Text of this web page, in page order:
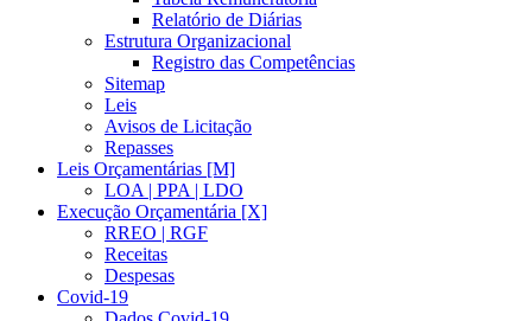
Relatório de Diárias
Estrutura Organizacional
Registro das Competências
Sitemap
Leis
Avisos de Licitação
Repasses
Leis Orçamentárias [M]
LOA | PPA | LDO
Execução Orçamentária [X]
RREO | RGF
Receitas
Despesas
Covid-19